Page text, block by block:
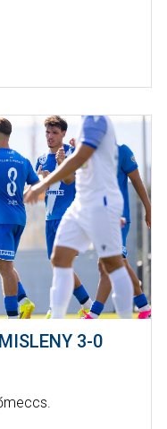
3-0